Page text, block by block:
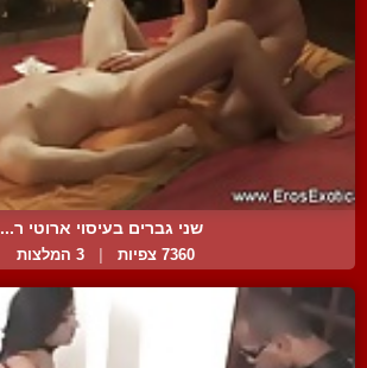
שני גברים בעיסוי ארוטי ר...
7360 צפיות 3 המלצות